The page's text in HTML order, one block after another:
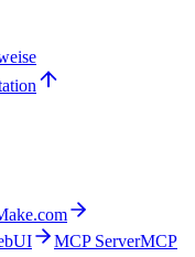
MCP ServerMCP